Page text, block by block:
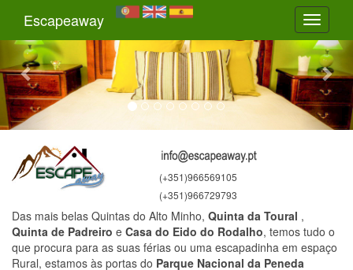
Toggle
Escapeaway
Previous
(+351)966569105
(+351)966729793
Das mais belas Quintas do Alto Minho, Quinta da Toural ,
Quinta de Padreiro e Casa do Eido do Rodalho, temos tudo o
que procura para as suas férias ou uma escapadinha em espaço
Rural, estamos às portas do Parque Nacional da Peneda